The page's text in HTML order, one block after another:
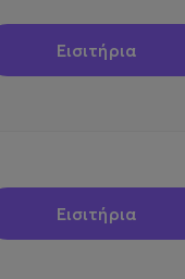
Εισιτήρια
Εισιτήρια